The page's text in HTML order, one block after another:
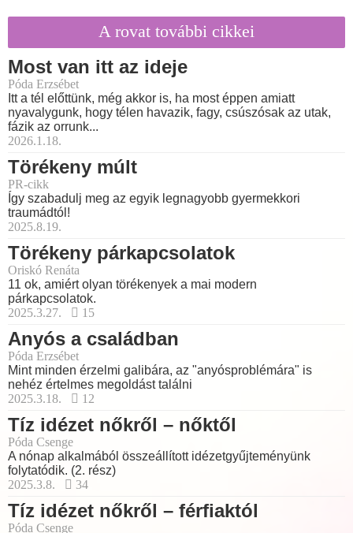
A rovat további cikkei
Most van itt az ideje
Póda Erzsébet
Itt a tél előttünk, még akkor is, ha most éppen amiatt
nyavalygunk, hogy télen havazik, fagy, csúszósak az utak,
fázik az orrunk...
2026.1.18.
Törékeny múlt
PR-cikk
Így szabadulj meg az egyik legnagyobb gyermekkori
traumádtól!
2025.8.19.
Törékeny párkapcsolatok
Oriskó Renáta
11 ok, amiért olyan törékenyek a mai modern
párkapcsolatok.
2025.3.27.
15
Anyós a családban
Póda Erzsébet
Mint minden érzelmi galibára, az "anyósproblémára" is
nehéz értelmes megoldást találni
2025.3.18.
12
Tíz idézet nőkről – nőktől
Póda Csenge
A nónap alkalmából összeállított idézetgyűjteményünk
folytatódik. (2. rész)
2025.3.8.
34
Tíz idézet nőkről – férfiaktól
Póda Csenge